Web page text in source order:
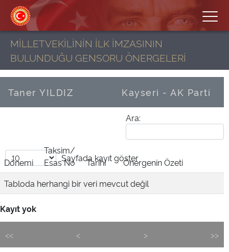
MİLLETVEKİLİNİN İLK İMZASININ
BULUNDUĞU GENSORU ÖNERGELERİ
Taner YILDIZ Kayseri - AK Parti
Ara:
Sayfada kayıt göster
Dönemi
Taksim/
Esas No
Tarihi
Önergenin Özeti
Tabloda herhangi bir veri mevcut değil
Kayıt yok
<< < > >>